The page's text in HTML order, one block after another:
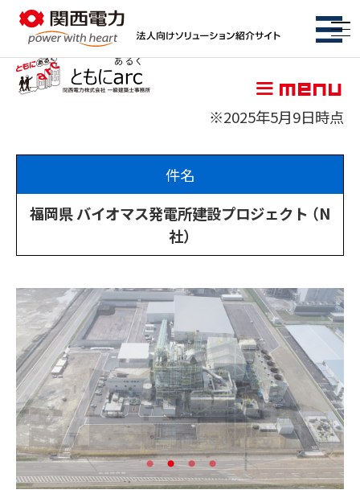
特集ページ
サービス
初期費用ゼロ・メンテもおまかせ
太陽光発電オンサイトサービス
CO₂フリー電気料金メニュー
再エネECOプラン
太陽光とセットで更なるコスト削減・脱炭素
蓄電池オンサイトサービス
車両・充電器もまるっとおまかせ
コスト削減
特集ページ
サービス
空調の自動制御で省エネ
おまかSave-Air®
既存設備の活用で報酬を獲得
デマンド・レスポンスサービス
特集ページ
サービス
BCP・防災商材をコーディネート
サービス一覧
課題から探す
脱炭素
事例・コラム等
会社紹介
menu
※2025年5月9日時点
件名
福岡県 バイオマス発電所建設プロジェクト （N
社）